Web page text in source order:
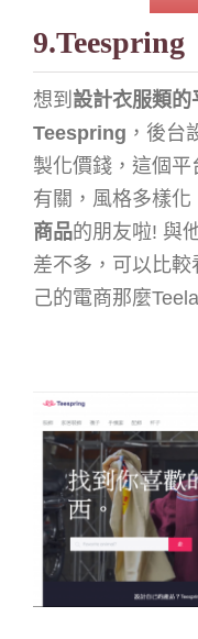
9.Teespring
想到 設計衣服類
Teespring ，後台
製化價錢，這個
有關，風格多樣化
商品的朋友啦! 與
差不多，可以比
己的電商那麼